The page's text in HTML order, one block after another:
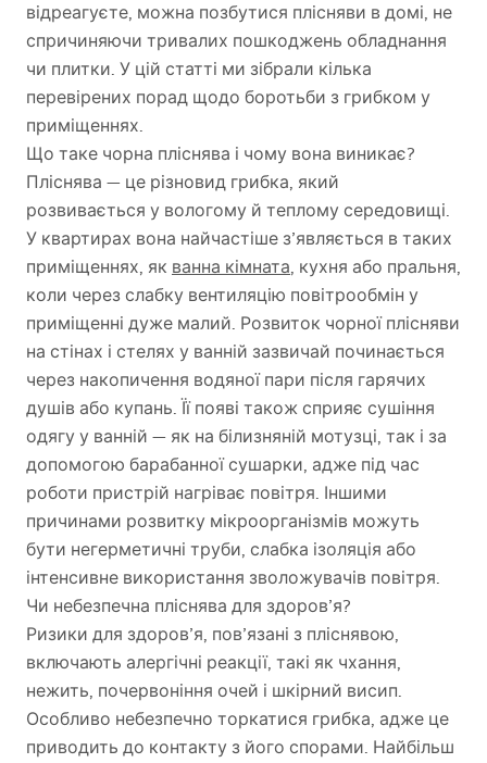
відреагуєте, можна позбутися плісняви в домі, не
спричиняючи тривалих пошкоджень обладнання
чи плитки. У цій статті ми зібрали кілька
перевірених порад щодо боротьби з грибком у
приміщеннях.
Що таке чорна пліснява і чому вона виникає?
Пліснява — це різновид грибка, який
розвивається у вологому й теплому середовищі.
У квартирах вона найчастіше з’являється в таких
приміщеннях, як ванна кімната, кухня або пральня,
коли через слабку вентиляцію повітрообмін у
приміщенні дуже малий. Розвиток чорної плісняви
на стінах і стелях у ванній зазвичай починається
через накопичення водяної пари після гарячих
душів або купань. Її появі також сприяє сушіння
одягу у ванній — як на білизняній мотузці, так і за
допомогою барабанної сушарки, адже під час
роботи пристрій нагріває повітря. Іншими
причинами розвитку мікроорганізмів можуть
бути негерметичні труби, слабка ізоляція або
інтенсивне використання зволожувачів повітря.
Чи небезпечна пліснява для здоров’я?
Ризики для здоров’я, пов’язані з пліснявою,
включають алергічні реакції, такі як чхання,
нежить, почервоніння очей і шкірний висип.
Особливо небезпечно торкатися грибка, адже це
приводить до контакту з його спорами. Найбільш